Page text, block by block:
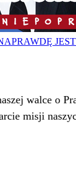
walce o
misji